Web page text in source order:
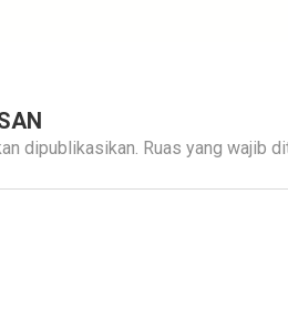
dipublikasikan. Ruas yang wajib